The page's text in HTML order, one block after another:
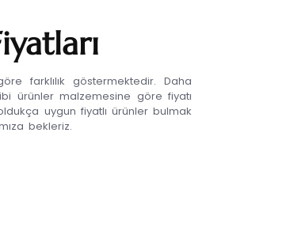
farklılık göstermektedir. Daha
ürünler malzemesine göre fiyatı
uygun fiyatlı ürünler bulmak
bekleriz.